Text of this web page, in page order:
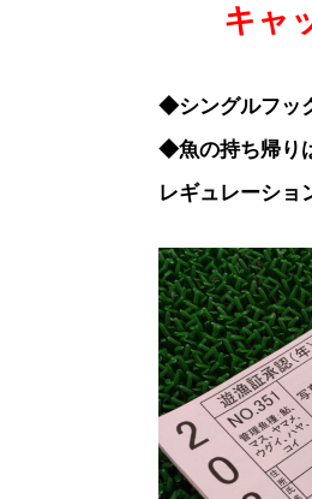
キャ
◆シングルフッ
◆魚の持ち帰り
レギュレーショ